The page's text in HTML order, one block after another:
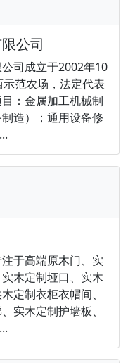
公司
司成立于2002年10
范农场，法定代表
：金属加工机械制
造）；通用设备修
于高端原木门、实
木定制垭口、实木
定制衣柜衣帽间、
实木定制护墙板、